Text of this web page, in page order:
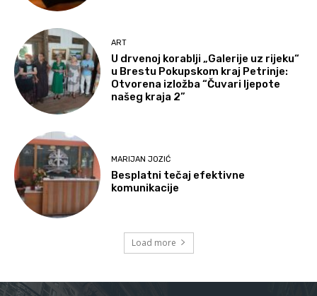
ART
U drvenoj korablji „Galerije uz rijeku“
u Brestu Pokupskom kraj Petrinje:
Otvorena izložba “Čuvari ljepote
našeg kraja 2”
MARIJAN JOZIĆ
Besplatni tečaj efektivne
komunikacije
Load more